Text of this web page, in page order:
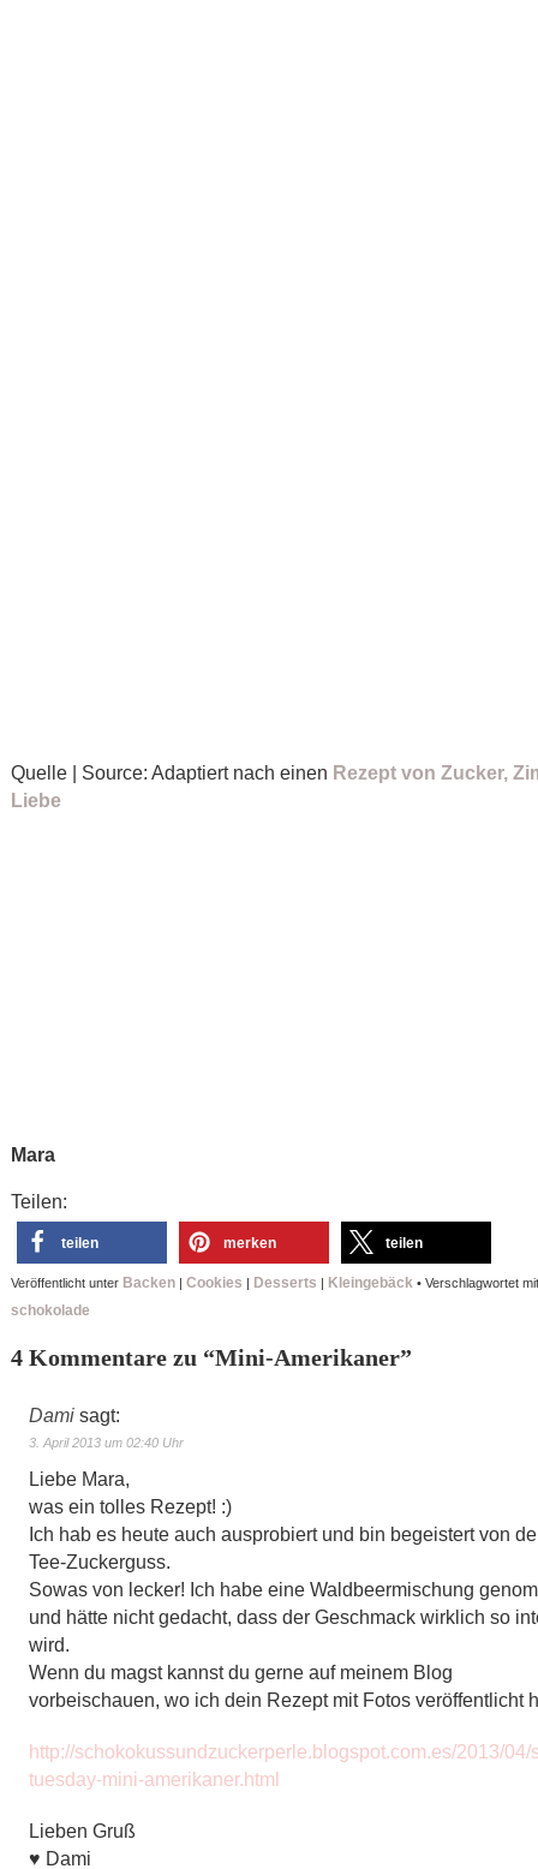
Quelle | Source: Adaptiert nach einen Rezept von Zucker,
Liebe
Mara
Teilen:
teilen merken teilen
Veröffentlicht unter Backen| Cookies | Desserts | Kleingebäck • Verschlagwortet mit
schokolade
4 Kommentare zu “Mini-Amerikaner”
Dami sagt:
3. April 2013 um 02:40 Uhr
Liebe Mara,
was ein tolles Rezept! :)
Ich hab es heute auch ausprobiert und bin begeistert von
Tee-Zuckerguss.
Sowas von lecker! Ich habe eine Waldbeermischung
und hätte nicht gedacht, dass der Geschmack wirklich so
wird.
Wenn du magst kannst du gerne auf meinem Blog
vorbeischauen, wo ich dein Rezept mit Fotos veröffentlicht
http://schokokussundzuckerperle.blogspot.com.es/2013/04/
tuesday-mini-amerikaner.html
Lieben Gruß
♥ Dami